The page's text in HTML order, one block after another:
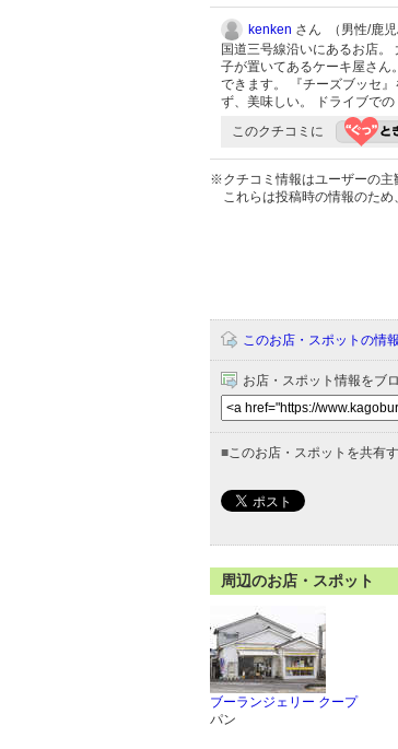
kenken さん （男性/鹿児
国道三号線沿いにあるお店
子が置いてあるケーキ屋さん
できます。 『チーズブッセ
ず、美味しい。 ドライブでの
このクチコミに
※クチコミ情報はユーザーの主
これらは投稿時の情報のた
このお店・スポットの情
お店・スポット情報をブ
■このお店・スポットを共有
周辺のお店・スポット
ブーランジェリー クープ
パン